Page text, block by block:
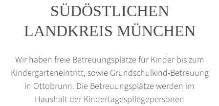
SÜDÖSTLICHEN
LANDKREIS MÜNCHEN
Wir haben freie Betreuungsplätze für Kinder bis zum
Kindergarteneintritt, sowie Grundschulkind-Betreuung
in Ottobrunn. Die Betreuungsplätze werden im
Haushalt der Kindertagespflegepersonen